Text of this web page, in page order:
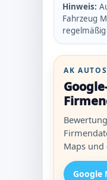
Hinweis:
Fahrzeug
AK
Maps und
Google